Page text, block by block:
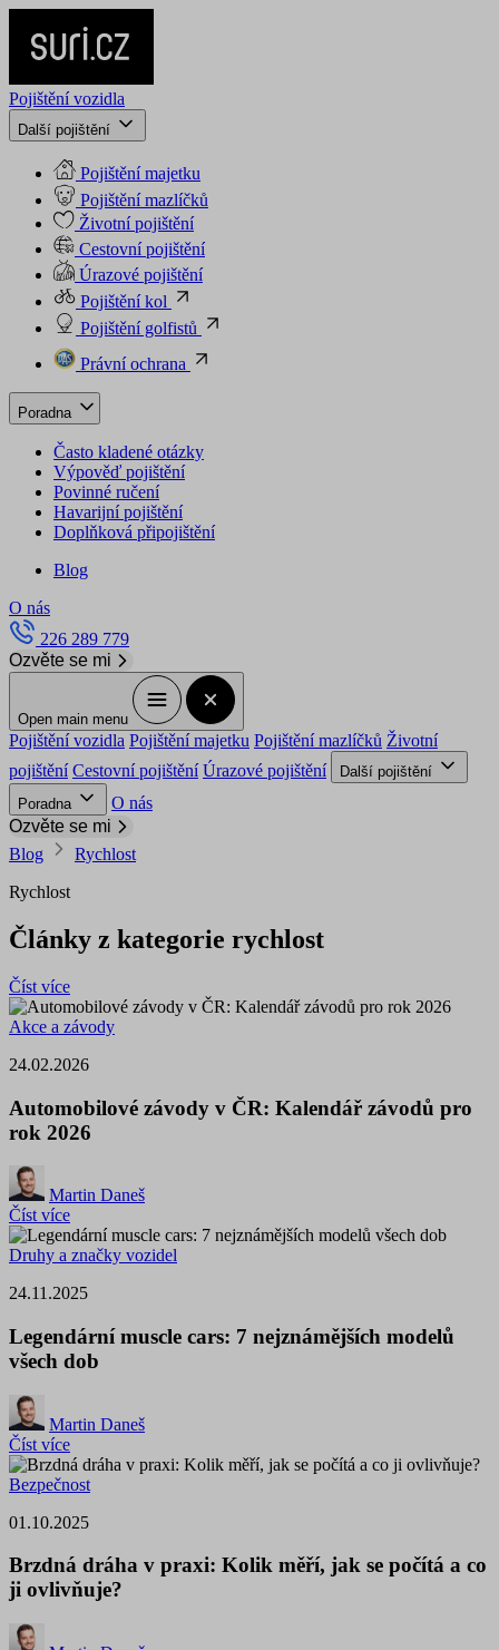
Pojištění vozidla
Další pojištění
Pojištění majetku
Pojištění mazlíčků
Životní pojištění
Cestovní pojištění
Úrazové pojištění
Pojištění kol
Pojištění golfistů
Právní ochrana
Poradna
Často kladené otázky
Výpověď pojištění
Povinné ručení
Havarijní pojištění
Doplňková připojištění
Blog
O nás
226 289 779
Ozvěte se mi
Open main menu
Pojištění vozidla Pojištění majetku Pojištění mazlíčků Životní
pojištění Cestovní pojištění Úrazové pojištění
Další pojištění
Poradna
O nás
Ozvěte se mi
Blog
Rychlost
Rychlost
Články z kategorie rychlost
Číst více
Akce a závody
24.02.2026
Automobilové závody v ČR: Kalendář závodů pro
rok 2026
Martin Daneš
Číst více
Druhy a značky vozidel
24.11.2025
Legendární muscle cars: 7 nejznámějších modelů
všech dob
Martin Daneš
Číst více
Bezpečnost
01.10.2025
Brzdná dráha v praxi: Kolik měří, jak se počítá a co
ji ovlivňuje?